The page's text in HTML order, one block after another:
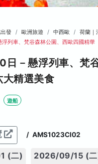
發 歐洲旅遊 中西歐
荷蘭｜
列車、梵谷森林公園、西歐四國精華
日－懸浮列車、梵
大精選美食
遊船
/ AMS1023CI02
(二) 2026/09/15 (